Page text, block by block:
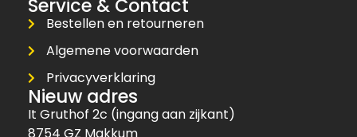
Service & Contact
Bestellen en retourneren
Algemene voorwaarden
Privacyverklaring
Nieuw adres
It Gruthof 2c (ingang aan zijkant)
8754 GZ Makkum